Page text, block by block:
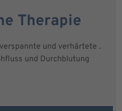
Therapie
und verhärtete .
und Durchblutung